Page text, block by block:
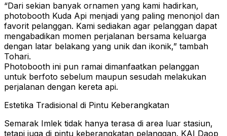
“Dari sekian banyak ornamen yang kami hadirkan,
photobooth Kuda Api menjadi yang paling menonjol dan
favorit pelanggan. Kami sediakan agar pelanggan dapat
mengabadikan momen perjalanan bersama keluarga
dengan latar belakang yang unik dan ikonik,” tambah
Tohari.
Photobooth ini pun ramai dimanfaatkan pelanggan
untuk berfoto sebelum maupun sesudah melakukan
perjalanan dengan kereta api.
Estetika Tradisional di Pintu Keberangkatan
Semarak Imlek tidak hanya terasa di area luar stasiun,
tetapi juga di pintu keberangkatan pelanggan. KAI Daop